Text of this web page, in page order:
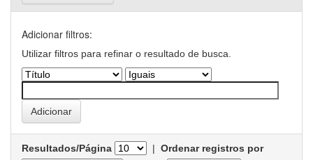
Adicionar filtros:
Utilizar filtros para refinar o resultado de busca.
Resultados/Página | Ordenar registros por